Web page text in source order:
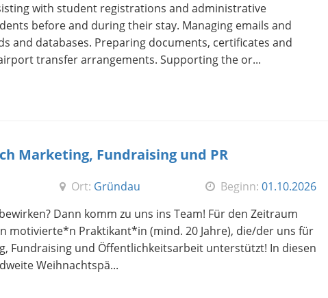
with student registrations and administrative
before and during their stay. Managing emails and
and databases. Preparing documents, certificates and
transfer arrangements. Supporting the or...
Marketing, Fundraising und PR
Ort: Gründau Beginn: 01.10.2026
Dann komm zu uns ins Team! Für den Zeitraum
motivierte*n Praktikant*in (mind. 20 Jahre), die/der uns für
Fundraising und Öffentlichkeitsarbeit unterstützt! In diesen
Weihnachtspä...